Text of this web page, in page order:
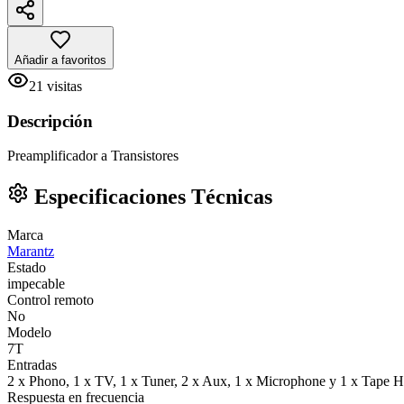
Añadir a favoritos
21 visitas
Descripción
Preamplificador a Transistores
Especificaciones Técnicas
Marca
Marantz
Estado
impecable
Control remoto
No
Modelo
7T
Entradas
2 x Phono, 1 x TV, 1 x Tuner, 2 x Aux, 1 x Microphone y 1 x Tape
Respuesta en frecuencia